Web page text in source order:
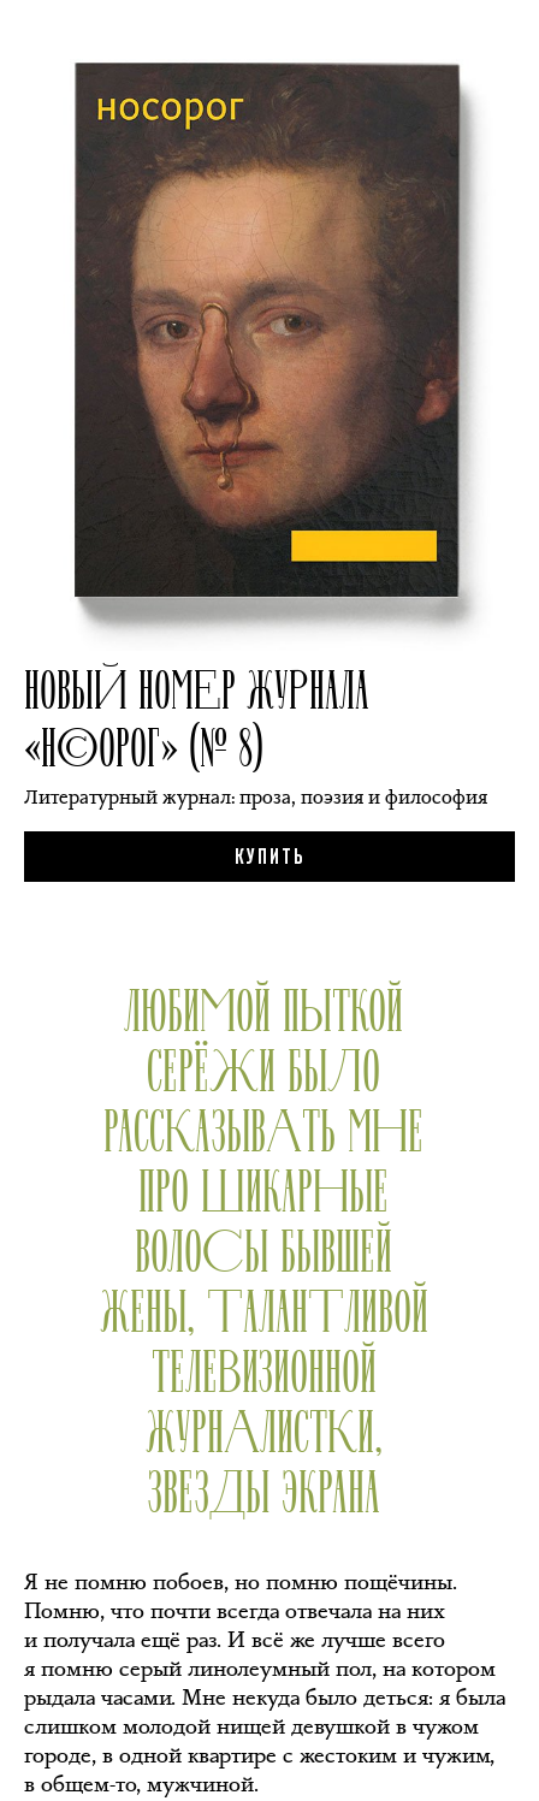
НОВЫЙ НОМЕР ЖУРНАЛА
«НОСОРОГ» (№ 8)
Литературный журнал: проза, поэзия и философия
КУПИТЬ
ЛЮБИМОЙ ПЫТКОЙ
СЕРЁЖИ БЫЛО
РАССКАЗЫВАТЬ МНЕ
ПРО ШИКАРНЫЕ
ВОЛОСЫ БЫВШЕЙ
ЖЕНЫ, ТАЛАНТЛИВОЙ
ТЕЛЕВИЗИОННОЙ
ЖУРНАЛИСТКИ,
ЗВЕЗДЫ ЭКРАНА
Я не помню побоев, но помню пощёчины.
Помню, что почти всегда отвечала на них
и получала ещё раз. И всё же лучше всего
я помню серый линолеумный пол, на котором
рыдала часами. Мне некуда было деться: я была
слишком молодой нищей девушкой в чужом
городе, в одной квартире с жестоким и чужим,
в общем-то, мужчиной.